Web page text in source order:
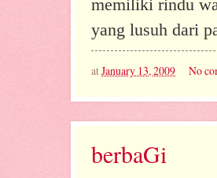
memiliki rindu
yang lusuh dari
atJanuary 13, 2009 No
berbaGi